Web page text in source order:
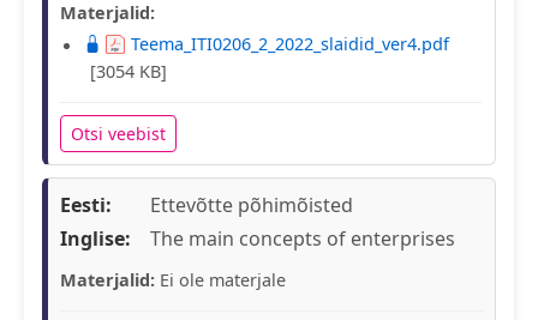
Materjalid:
Teema_ITI0206_2_2022_slaidid_ver4.pdf
[3054 KB]
Otsi veebist
Eesti:
Ettevõtte põhimõisted
Inglise:
The main concepts of enterprises
Materjalid: Ei ole materjale